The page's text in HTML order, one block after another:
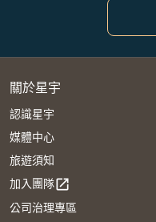
關於星宇
認識星宇
媒體中心
旅遊須知
加入團隊open_in_new
公司治理專區